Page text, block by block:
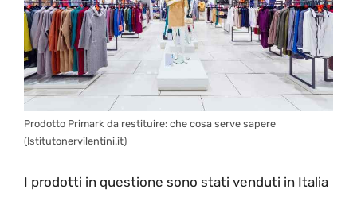
Prodotto Primark da restituire: che cosa serve sapere
(Istitutonervilentini.it)
I prodotti in questione sono stati venduti in Italia